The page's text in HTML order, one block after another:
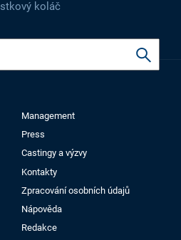
koláč
Management
Press
Castingy a výzvy
Kontakty
Zpracování osobních údajů
Nápověda
Redakce